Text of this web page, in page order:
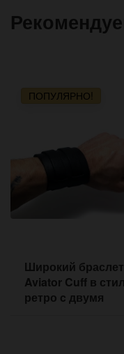
ПОПУЛЯРНО!
Широкий браслет
Aviator Cuff в
ретро c двумя